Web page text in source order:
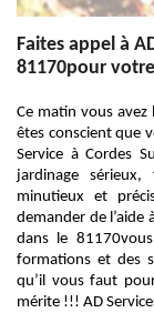
Faites appel à
81170pour
Ce matin vous
êtes conscient que
Service à Cordes
jardinage
minutieux et
demander de l’aide
dans le
formations et des
qu’il vous faut
mérite !!! AD